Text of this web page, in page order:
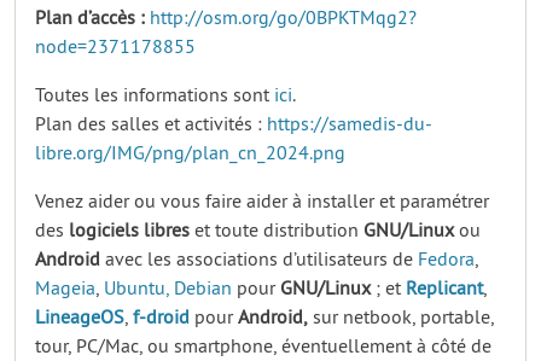
Plan d’accès : http://osm.org/go/0BPKTMqg2?
node=2371178855
Toutes les informations sont ici.
Plan des salles et activités : https://samedis-du-
libre.org/IMG/png/plan_cn_2024.png
Venez aider ou vous faire aider à installer et paramétrer
des logiciels libres et toute distribution GNU/Linuxou
Android avec les associations d’utilisateurs de Fedora,
Mageia, Ubuntu, Debian pour GNU/Linux; et Replicant,
LineageOS, f-droid pourAndroid, sur netbook, portable,
tour, PC/Mac, ou smartphone, éventuellement à côté de